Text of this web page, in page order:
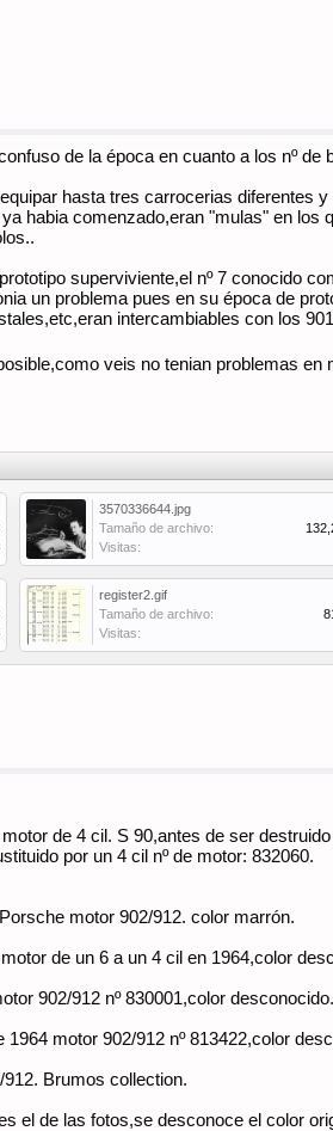
de la época en cuanto a los nº de
hasta tres carrocerias diferentes
habia comenzado,eran "mulas" en
superviviente,el nº 7 conocido
un problema pues en su época de
intercambiables con los
veis no tenian problemas
3570336644.jpg
Tamaño de archivo:
Visitas:
register2.gif
Tamaño de archivo:
Visitas:
de 4 cil. S 90,antes de ser
por un 4 cil nº de motor: 832060.
motor 902/912. color marrón.
de un 6 a un 4 cil en 1964,color
902/912 nº 830001,color desconocido.
motor 902/912 nº 813422,color
Brumos collection.
el de las fotos,se desconoce el color